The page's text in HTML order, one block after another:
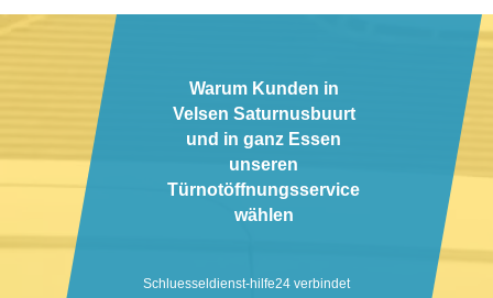
Warum Kunden in
Velsen Saturnusbuurt
und in ganz Essen
unseren
Türnotöffnungsservice
wählen
Schluesseldienst-hilfe24 verbindet